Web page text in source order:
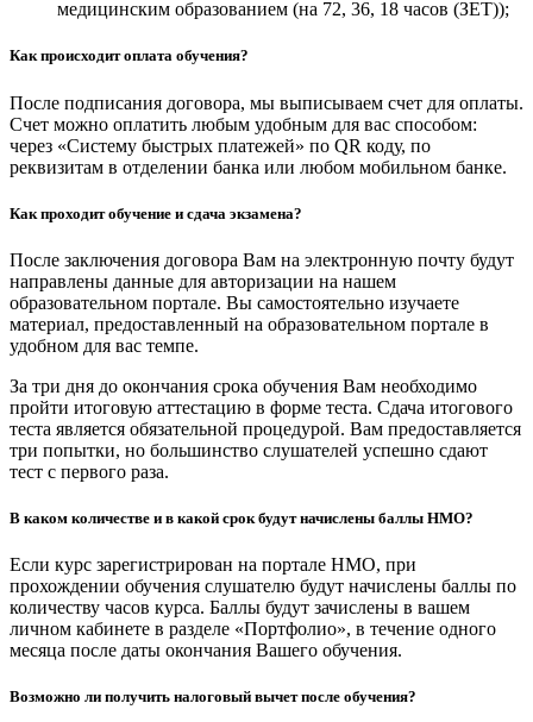
медицинским образованием (на 72, 36, 18 часов (ЗЕТ));
Как происходит оплата обучения?
После подписания договора, мы выписываем счет для оплаты.
Счет можно оплатить любым удобным для вас способом:
через «Систему быстрых платежей» по QR коду, по
реквизитам в отделении банка или любом мобильном банке.
Как проходит обучение и сдача экзамена?
После заключения договора Вам на электронную почту будут
направлены данные для авторизации на нашем
образовательном портале. Вы самостоятельно изучаете
материал, предоставленный на образовательном портале в
удобном для вас темпе.
За три дня до окончания срока обучения Вам необходимо
пройти итоговую аттестацию в форме теста. Сдача итогового
теста является обязательной процедурой. Вам предоставляется
три попытки, но большинство слушателей успешно сдают
тест с первого раза.
В каком количестве и в какой срок будут начислены баллы НМО?
Если курс зарегистрирован на портале НМО, при
прохождении обучения слушателю будут начислены баллы по
количеству часов курса. Баллы будут зачислены в вашем
личном кабинете в разделе «Портфолио», в течение одного
месяца после даты окончания Вашего обучения.
Возможно ли получить налоговый вычет после обучения?